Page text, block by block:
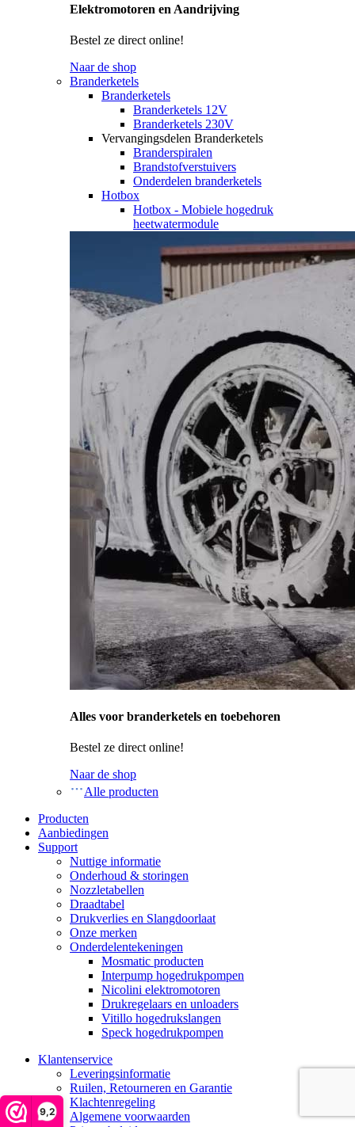
9,2
Elektromotoren en Aandrijving
Bestel ze direct online!
Naar de shop
Branderketels
Branderketels
Branderketels 12V
Branderketels 230V
Vervangingsdelen Branderketels
Branderspiralen
Brandstofverstuivers
Onderdelen branderketels
Hotbox
Hotbox - Mobiele hogedruk
heetwatermodule
Alles voor branderketels en toebehoren
Bestel ze direct online!
Naar de shop
Alle producten
Producten
Aanbiedingen
Support
Nuttige informatie
Onderhoud & storingen
Nozzletabellen
Draadtabel
Drukverlies en Slangdoorlaat
Onze merken
Onderdelentekeningen
Mosmatic producten
Interpump hogedrukpompen
Nicolini elektromotoren
Drukregelaars en unloaders
Vitillo hogedrukslangen
Speck hogedrukpompen
Klantenservice
Leveringsinformatie
Ruilen, Retourneren en Garantie
Klachtenregeling
Algemene voorwaarden